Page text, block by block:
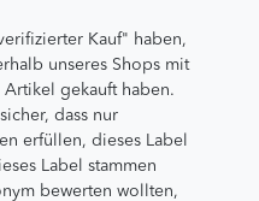
Kauf" haben,
unseres Shops mit
gekauft haben.
dass nur
erfüllen, dieses Label
Label stammen
bewerten wollten,